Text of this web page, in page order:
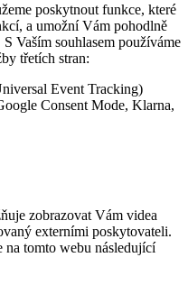
poskytnout funkce, které
a umožní Vám pohodlně
Vaším souhlasem používáme
třetích stran:
Event Tracking)
Consent Mode, Klarna,
zobrazovat Vám videa
externími poskytovateli.
na tomto webu následující